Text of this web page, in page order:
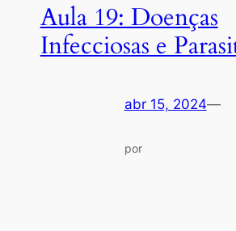
Aula 19: Doenças
Infecciosas e
abr 15, 2024—
por